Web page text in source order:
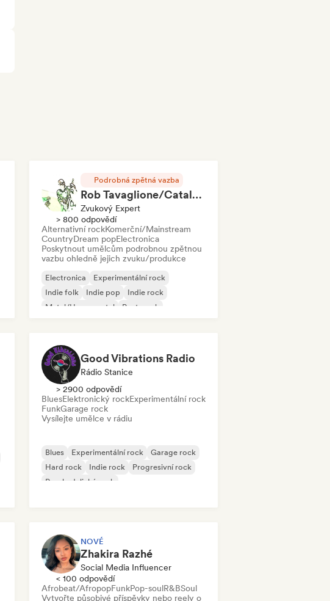
Podrobná zpětná vazba
Rob Tavaglione/Catalyst Recording
Zvukový Expert
> 800 odpovědí
Alternativní rockKomerční/Mainstream
CountryDream popElectronica
Poskytnout umělcům podrobnou zpětnou
vazbu ohledně jejich zvuku/produkce
Electronica
Experimentální rock
Indie folk
Indie pop
Indie rock
Metal/Heavy metal
Post-punk
Good Vibrations Radio
Rádio Stanice
> 2900 odpovědí
BluesElektronický rockExperimentální rock
FunkGarage rock
Vysílejte umělce v rádiu
Blues Experimentální rock
Garage rock
Hard rock
Indie rock
Progresivní rock
Psychedelický rock
NOVÉ
Zhakira Razhé
Social Media Influencer
< 100 odpovědí
Afrobeat/AfropopFunkPop-soulR&BSoul
Vytvořte působivé příspěvky nebo reely o